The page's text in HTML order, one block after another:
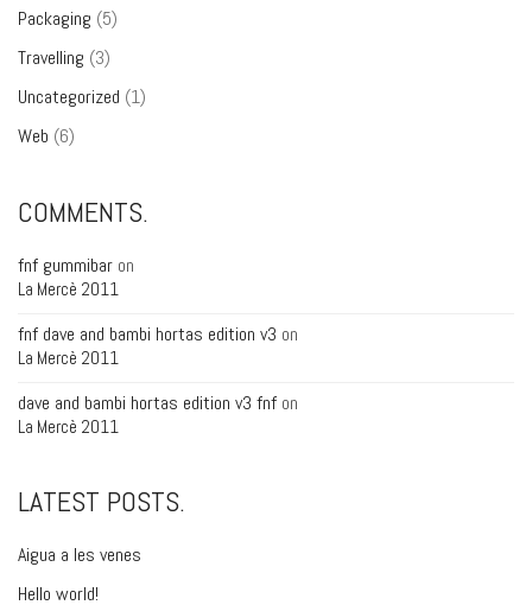
Packaging (5)
Travelling (3)
Uncategorized (1)
Web (6)
COMMENTS.
fnf gummibar on
La Mercè 2011
fnf dave and bambi hortas edition v3 on
La Mercè 2011
dave and bambi hortas edition v3 fnf on
La Mercè 2011
LATEST POSTS.
Aigua a les venes
Hello world!